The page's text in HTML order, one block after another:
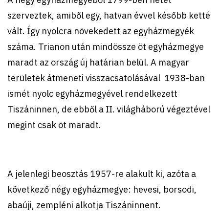
szerveztek, amiből egy, hatvan évvel később ketté
vált. Így nyolcra növekedett az egyházmegyék
száma. Trianon után mindössze öt egyházmegye
maradt az ország új határian belül. A magyar
területek átmeneti visszacsatolásával 1938-ban
ismét nyolc egyházmegyével rendelkezett
Tiszáninnen, de ebből a II. világháború végeztével
megint csak öt maradt.
A jelenlegi beosztás 1957-re alakult ki, azóta a
következő négy egyházmegye: hevesi, borsodi,
abaúji, zempléni alkotja Tiszáninnent.